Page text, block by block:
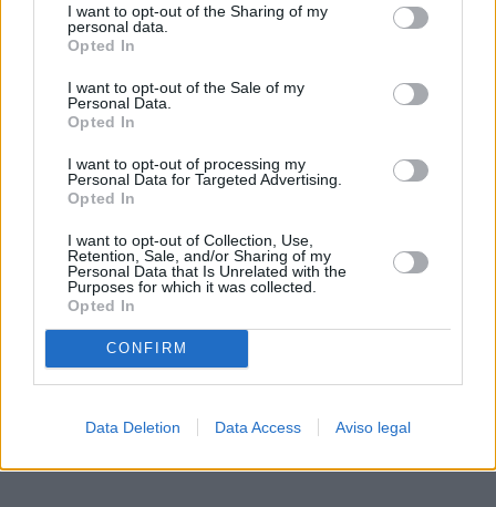
de su consentimiento, pero usted tiene el derecho de
rechazar tal procesamiento. Sus preferencias se aplicarán
cualquier momento entrando de nuevo en este sitio web o
visitando nuestra política de privacidad.
I want to opt-out of the Sharing of my
personal data.
Opted In
I want to opt-out of the Sale of my
Personal Data.
Opted In
I want to opt-out of processing my
Personal Data for Targeted Advertising.
Opted In
I want to opt-out of Collection, Use,
Retention, Sale, and/or Sharing of my
Personal Data that Is Unrelated with the
Purposes for which it was collected.
Opted In
CONFIRM
Data Deletion Data Access Aviso legal